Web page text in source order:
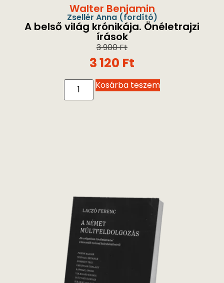
Walter Benjamin
Zsellér Anna(fordító)
A belső világ krónikája. Önéletrajzi
írások
3 900Ft
3 120 Ft
Kosárba teszem